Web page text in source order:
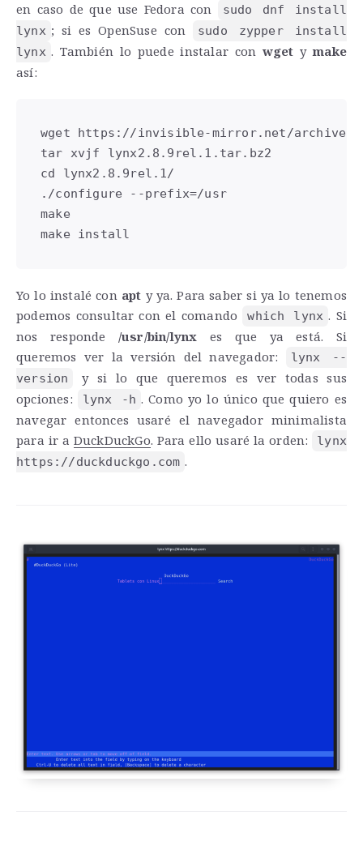
en caso de que use Fedora con
sudo dnf install
lynx ; si es OpenSuse con
sudo zypper install
lynx . También lo puede instalar con wget ymake
así:
wget https://invisible-mirror.net/
tar xvjf lynx2.8.9rel.1.tar.bz2
cd lynx2.8.9rel.1/
./configure --prefix=/usr
make
make install
Yo lo instalé con apt y ya. Para saber si ya lo tenemos
podemos consultar con el comando
which lynx . Si
nos responde /usr/bin/lynx es que ya está. Si
queremos ver la versión del navegador:
lynx --
version
y si lo que queremos es ver todas sus
opciones:
lynx -h . Como yo lo único que quiero es
navegar entonces usaré el navegador minimalista
para ir a DuckDuckGo. Para ello usaré la orden:
lynx
https://duckduckgo.com .